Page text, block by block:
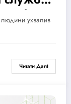
з бокуухвалив
Читати Далі